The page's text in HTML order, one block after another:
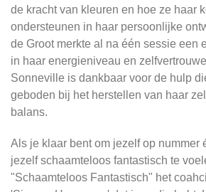
de kracht van kleuren en hoe ze haar
ondersteunen in haar persoonlijke
de Groot merkte al na één sessie een
in haar energieniveau en
Sonneville is dankbaar voor de hulp
geboden bij het herstellen van haar
balans.
Als je klaar bent om jezelf op nummer
jezelf schaamteloos fantastisch te
"Schaamteloos Fantastisch" het